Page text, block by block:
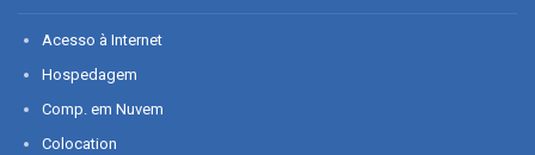
Acesso à Internet
Hospedagem
Comp. em Nuvem
Colocation